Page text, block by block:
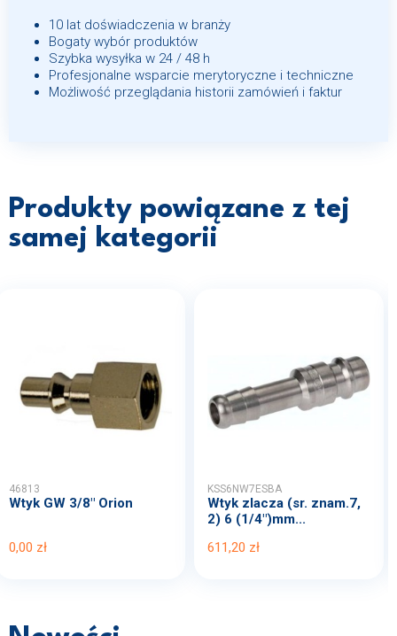
10 lat doświadczenia w branży
Bogaty wybór produktów
Szybka wysyłka w 24 / 48 h
Profesjonalne wsparcie merytoryczne i techniczne
Możliwość przeglądania historii zamówień i faktur
Produkty powiązane z tej
samej kategorii
46813
Wtyk GW 3/8" Orion
0,00 zł
KSS6NW7ESBA
Wtyk zlacza (sr. znam.7,
2) 6 (1/4")mm...
611,20 zł